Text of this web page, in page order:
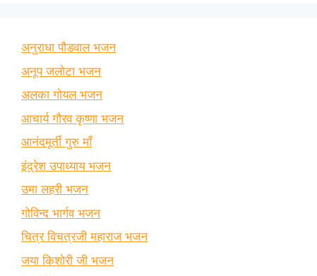
अनुराधा पौडवाल भजन
अनूप जलोटा भजन
अलका गोयल भजन
आचार्य गौरव कृष्णा भजन
आनंदमूर्ती गुरु माँ
इंद्रेश उपाध्याय भजन
उमा लहरी भजन
गोविन्द भार्गव भजन
चित्र विचत्रजी महाराज भजन
जया किशोरी जी भजन